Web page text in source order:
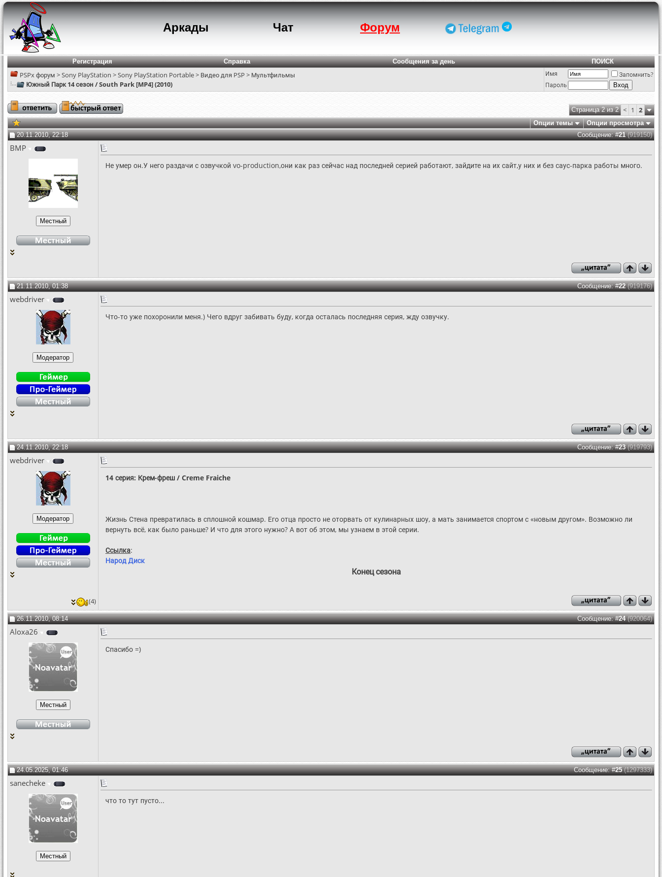
Аркады Чат Форум
Регистрация Справка Сообщения за день ПОИСК
PSPx форум >Sony PlayStation >Sony PlayStation Portable> Видео для PSP > Мультфильмы
Южный Парк 14 сезон / South Park [MP4] (2010)
Имя
Запомнить?
Пароль
Страница 2 из 2 < 1 2
Опции темы
Опции просмотра
20.11.2010, 22:18
Сообщение: #21(919150)
BMP
Не умер он.У него раздачи с озвучкой vo-production,они как раз сейчас над последней серией работают, зайдите на их сайт,у них и без саус-парка работы много.
21.11.2010, 01:38 Сообщение: #22(919176)
webdriver
Что-то уже похоронили меня.) Чего вдруг забивать буду, когда осталась последняя серия, жду озвучку.
24.11.2010, 22:18 Сообщение: #23(919793)
webdriver
14 серия: Крем-фреш / Creme Fraiche
Жизнь Стена превратилась в сплошной кошмар. Его отца просто не оторвать от кулинарных шоу, а мать занимается спортом с «новым другом». Возможно ли
вернуть всё, как было раньше? И что для этого нужно? А вот об этом, мы узнаем в этой серии.
Ссылка:
Народ Диск
Конец сезона
(4)
26.11.2010, 08:14 Сообщение: #24(920064)
Aloxa26
Спасибо =)
24.05.2025, 01:46 Сообщение: #25(1297333)
sanecheke
что то тут пусто...